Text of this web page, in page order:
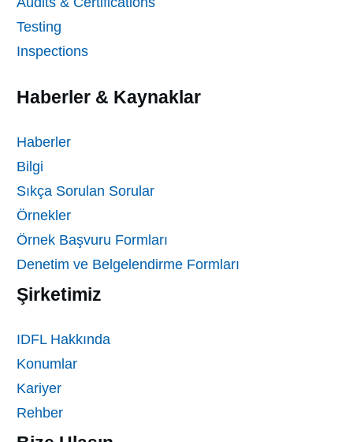
Testing
Inspections
Haberler & Kaynaklar
Haberler
Bilgi
Sıkça Sorulan Sorular
Örnekler
Örnek Başvuru Formları
Denetim ve Belgelendirme Formları
Şirketimiz
IDFL Hakkında
Konumlar
Kariyer
Rehber